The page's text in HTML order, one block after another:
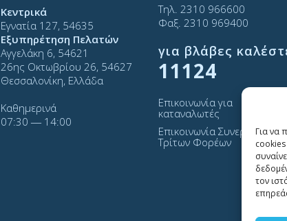
Για να
τον
Κεντρικά
Εγνατία 127, 54635
Εξυπηρέτηση Πελατών
Αγγελάκη 6, 54621
26ης Οκτωβρίου 26, 54627
Θεσσαλονίκη, Ελλάδα
Καθημερινά
07:30 ― 14:00
Τηλ. 2310 966600
Φαξ. 2310 969400
για βλάβες
11124
Επικοινωνία για
καταναλωτές
Επικοινωνία Συνεργατών
Τρίτων Φορέων